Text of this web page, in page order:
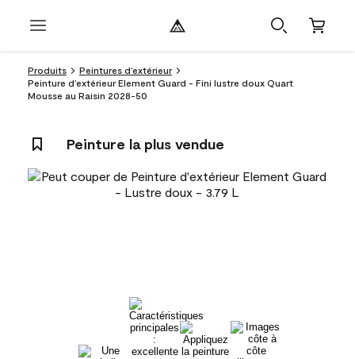
Produits
Peintures d’extérieur
Peinture d’extérieur Element Guard - Fini lustre doux Quart
Mousse au Raisin 2028-50
Peinture la plus vendue